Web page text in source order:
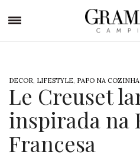
DECOR, LIFESTYLE, PAPO NA COZINHA
Le Creuset
inspirada na
Francesa